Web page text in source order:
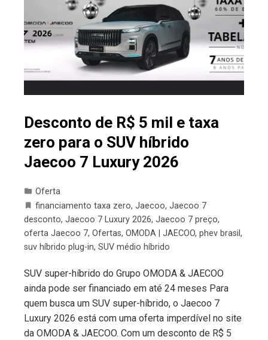
Desconto de R$ 5 mil e taxa
zero para o SUV híbrido
Jaecoo 7 Luxury 2026
Oferta
financiamento taxa zero, Jaecoo, Jaecoo 7
desconto, Jaecoo 7 Luxury 2026, Jaecoo 7 preço,
oferta Jaecoo 7, Ofertas, OMODA | JAECOO, phev brasil ,
suv híbrido plug-in, SUV médio híbrido
SUV super-híbrido do Grupo OMODA & JAECOO
ainda pode ser financiado em até 24 meses Para
quem busca um SUV super-híbrido, o Jaecoo 7
Luxury 2026 está com uma oferta imperdível no site
da OMODA & JAECOO. Com um desconto de R$ 5